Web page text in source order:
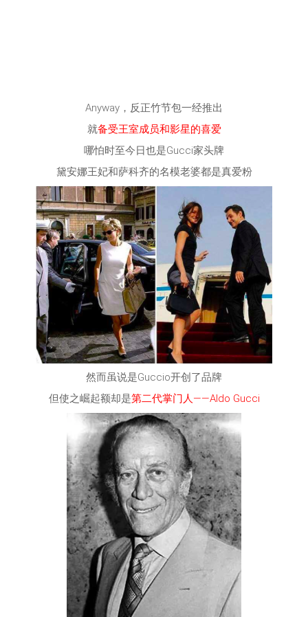
Anyway，反正竹节包一经推出
就备受王室成员和影星的喜爱
哪怕时至今日也是Gucci家头牌
黛安娜王妃和萨科齐的名模老婆都是真爱粉
然而虽说是Guccio开创了品牌
但使之崛起额却是第二代掌门人——Aldo Gucci